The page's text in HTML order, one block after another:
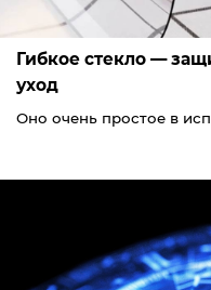
Гибкое стекло —
уход
Оно очень простое в